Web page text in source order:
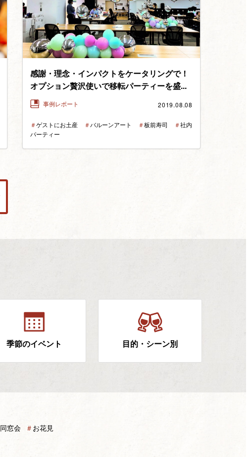
感謝・理念・インパクトをケータリングで！
オプション贅沢使いで移転パーティーを盛...
事例レポート 2019.08.08
＃ゲストにお土産 ＃バルーンアート ＃板前寿司 ＃社内
パーティー
季節のイベント 目的・シーン別
同窓会 ＃ お花見